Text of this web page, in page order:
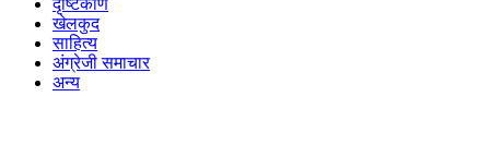
खेलकुद
साहित्य
अंग्रेजी समाचार
अन्य